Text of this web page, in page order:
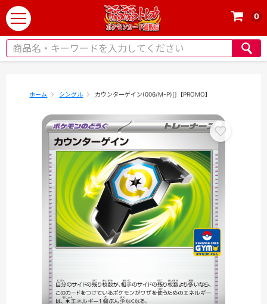
t
o
g
0
ホーム シングル カウンターゲイン(006/M-P)[]【PROMO】